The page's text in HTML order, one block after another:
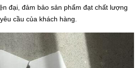
đại, đảm bảo sản phẩm đạt chất lượng
cầu của khách hàng.